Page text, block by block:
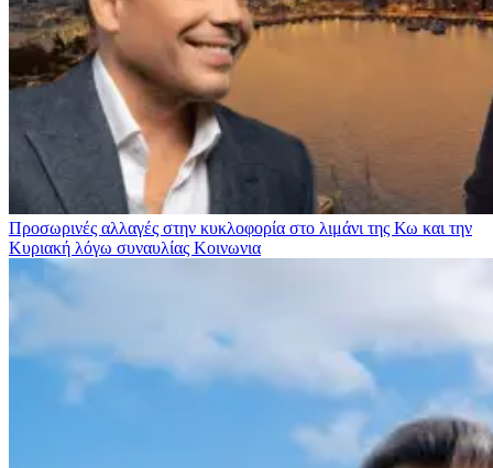
Προσωρινές αλλαγές στην κυκλοφορία στο λιμάνι της Κω και την
Κυριακή λόγω συναυλίας Κοινωνια